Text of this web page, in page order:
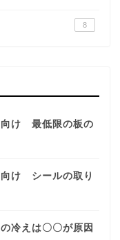
8
け 最低限の板の
け シールの取り
冷えは〇〇が原因